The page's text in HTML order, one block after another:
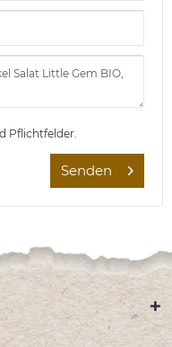
Pflichtfelder.
Senden